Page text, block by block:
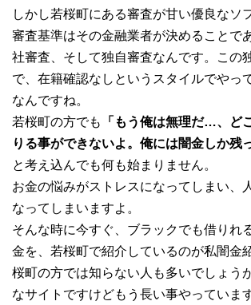
しかし若桜町にある審査が甘い優良なソ
審査基準はその金融業者が決めることで
社審査、そして独自審査なんです。この
で、在籍確認なしというスタイルでやっ
なんですね。
若桜町の方でも
「もう俺は無理だ…、ど
りる事ができないよ。俺には闇金しか残
と考え込んでも何も始まりません。
お金の悩みがストレスになってしまい、
なってしまいますよ。
そんな時に今すぐ、ブラックでも借りれ
金を、若桜町で紹介しているのが私闇金
桜町の方では知らない人も多いでしょう
なサイトですけどもう長い事やっています